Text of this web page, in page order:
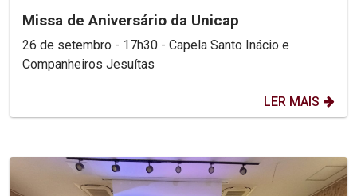
Missa de Aniversário da Unicap
26 de setembro - 17h30 - Capela Santo Inácio e
Companheiros Jesuítas
LER MAIS